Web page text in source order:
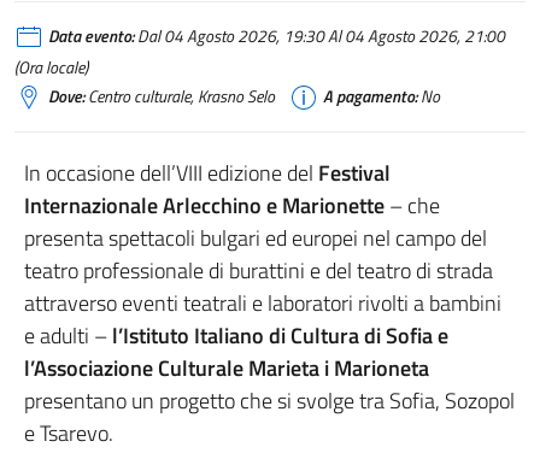
Data evento:Dal 04 Agosto 2026, 19:30 Al 04 Agosto 2026, 21:00
(Ora locale)
Dove:Centro culturale, Krasno Selo A pagamento:No
In occasione dell’VIII edizione del Festival
Internazionale Arlecchino e Marionette– che
presenta spettacoli bulgari ed europei nel campo del
teatro professionale di burattini e del teatro di strada
attraverso eventi teatrali e laboratori rivolti a bambini
e adulti –l’Istituto Italiano di Cultura di Sofia e
l’Associazione Culturale Marieta i Marioneta
presentano un progetto che si svolge tra Sofia, Sozopol
e Tsarevo.